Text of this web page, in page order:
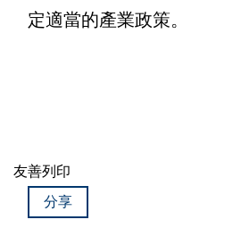
定適當的產業政策。
友善列印
分享